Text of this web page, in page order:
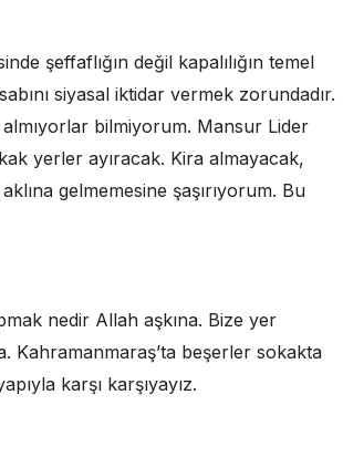
şeffaflığın değil kapalılığın temel
siyasal iktidar vermek zorundadır.
almıyorlar bilmiyorum. Mansur Lider
yerler ayıracak. Kira almayacak,
gelmemesine şaşırıyorum. Bu
nedir Allah aşkına. Bize yer
Kahramanmaraş’ta beşerler sokakta
karşı karşıyayız.